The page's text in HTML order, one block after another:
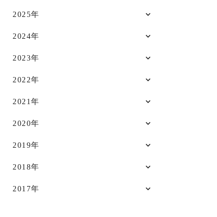
2025年
2024年
2023年
2022年
2021年
2020年
2019年
2018年
2017年